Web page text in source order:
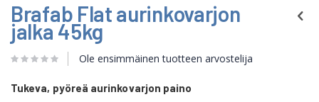
to
the
beginning
of
the
gallery
Brafab Flat aurinkovarjon
jalka 45kg
Ole ensimmäinen tuotteen arvostelija
Tukeva, pyöreä aurinkovarjon paino